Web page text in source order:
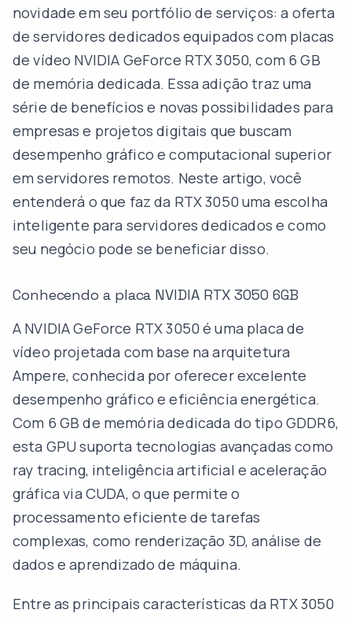
novidade em seu portfólio de serviços: a oferta
de servidores dedicados equipados com placas
de vídeo NVIDIA GeForce RTX 3050, com 6 GB
de memória dedicada. Essa adição traz uma
série de benefícios e novas possibilidades para
empresas e projetos digitais que buscam
desempenho gráfico e computacional superior
em servidores remotos. Neste artigo, você
entenderá o que faz da RTX 3050 uma escolha
inteligente para servidores dedicados e como
seu negócio pode se beneficiar disso.
Conhecendo a placa NVIDIA RTX 3050 6GB
A NVIDIA GeForce RTX 3050 é uma placa de
vídeo projetada com base na arquitetura
Ampere, conhecida por oferecer excelente
desempenho gráfico e eficiência energética.
Com 6 GB de memória dedicada do tipo GDDR6,
esta GPU suporta tecnologias avançadas como
ray tracing, inteligência artificial e aceleração
gráfica via CUDA, o que permite o
processamento eficiente de tarefas
complexas, como renderização 3D, análise de
dados e aprendizado de máquina.
Entre as principais características da RTX 3050